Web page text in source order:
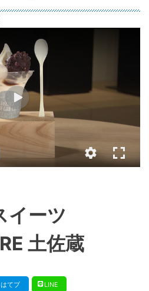
イーツ
土佐蔵
はてブ LINE